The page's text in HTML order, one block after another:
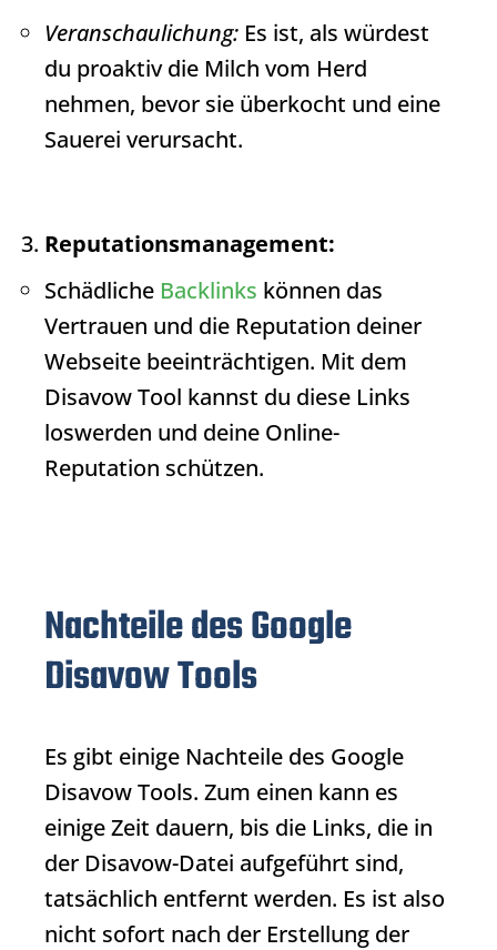
Veranschaulichung: Es ist, als würdest
du proaktiv die Milch vom Herd
nehmen, bevor sie überkocht und eine
Sauerei verursacht.
Reputationsmanagement:
Schädliche Backlinks können das
Vertrauen und die Reputation deiner
Webseite beeinträchtigen. Mit dem
Disavow Tool kannst du diese Links
loswerden und deine Online-
Reputation schützen.
Nachteile des Google
Disavow Tools
Es gibt einige Nachteile des Google
Disavow Tools. Zum einen kann es
einige Zeit dauern, bis die Links, die in
der Disavow-Datei aufgeführt sind,
tatsächlich entfernt werden. Es ist also
nicht sofort nach der Erstellung der